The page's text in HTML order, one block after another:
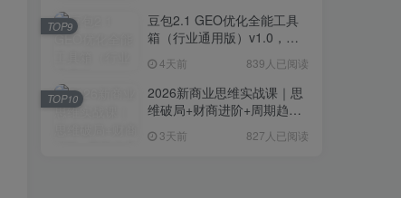
豆包2.1 GEO优化全能工具
箱（行业通用版）v1.0，会
景4天前 839人已阅读
TOP9
2026新商业思维实战课｜思
维破局+财商进阶+周期趋势
度解析全体系
3天前 827人已阅读
TOP10